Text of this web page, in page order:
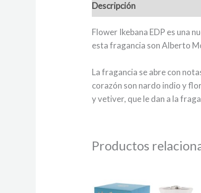
Descripción
Flower Ikebana EDP es una
esta fragancia son Alberto
La fragancia se abre con
corazón son nardo indio y
y vetiver, que le dan a la
Productos